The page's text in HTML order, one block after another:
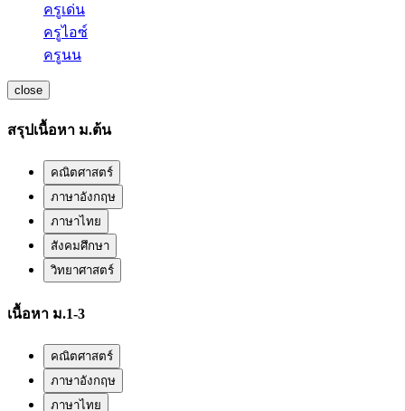
ครูเด่น
ครูไอซ์
ครูนน
close
สรุปเนื้อหา ม.ต้น
คณิตศาสตร์
ภาษาอังกฤษ
ภาษาไทย
สังคมศึกษา
วิทยาศาสตร์
เนื้อหา ม.1-3
คณิตศาสตร์
ภาษาอังกฤษ
ภาษาไทย